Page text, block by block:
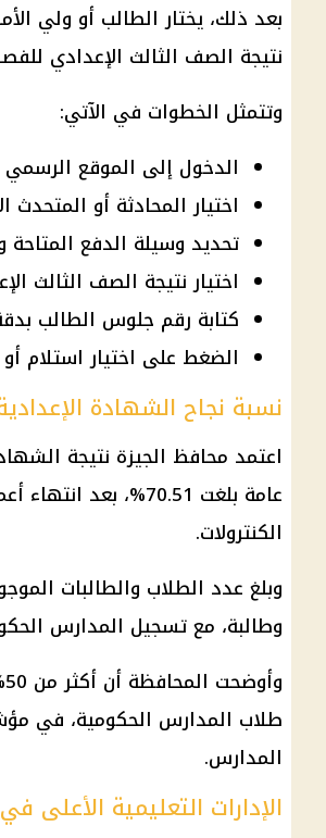
بعد ذلك، يختار الطالب أو ولي
نتيجة الصف الثالث الإعدادي
وتتمثل الخطوات في الآتي:
الدخول إلى الموقع الرسمي
اختيار المحادثة أو
تحديد وسيلة الدفع المتاحة
اختيار نتيجة الصف الثالث
كتابة رقم جلوس الطالب
الضغط على اختيار استلام
نسبة نجاح الشهادة
اعتمد محافظ الجيزة نتيجة
عامة بلغت 70.51%،
الكنترولات.
وطالبة، مع تسجيل المدارس
وأوضحت المحافظة أن أكثر من 50% من
طلاب المدارس الحكومية، في
المدارس.
الإدارات التعليمية الأعلى